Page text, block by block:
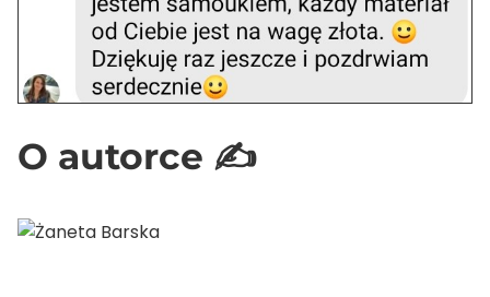
O autorce ✍️